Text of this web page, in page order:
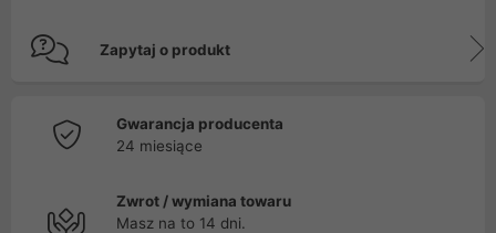
Zapytaj o produkt
Gwarancja producenta
24 miesiące
Zwrot / wymiana towaru
Masz na to 14 dni.